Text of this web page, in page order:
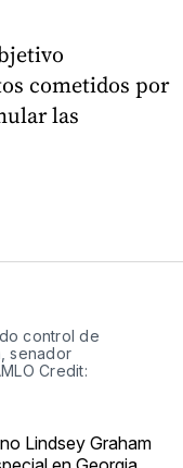
cometidos por
las
control de
senador
Credit:
Lindsey Graham